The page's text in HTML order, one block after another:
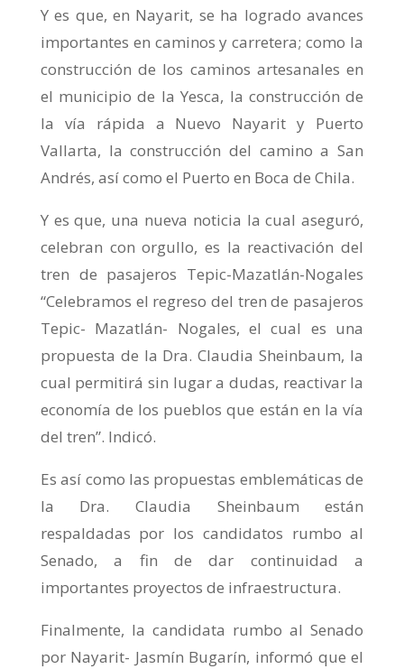
Y es que, en Nayarit, se ha logrado avances
importantes en caminos y carretera; como la
construcción de los caminos artesanales en
el municipio de la Yesca, la construcción de
la vía rápida a Nuevo Nayarit y Puerto
Vallarta, la construcción del camino a San
Andrés, así como el Puerto en Boca de Chila.
Y es que, una nueva noticia la cual aseguró,
celebran con orgullo, es la reactivación del
tren de pasajeros Tepic-Mazatlán-Nogales
“Celebramos el regreso del tren de pasajeros
Tepic- Mazatlán- Nogales, el cual es una
propuesta de la Dra. Claudia Sheinbaum, la
cual permitirá sin lugar a dudas, reactivar la
economía de los pueblos que están en la vía
del tren”. Indicó.
Es así como las propuestas emblemáticas de
la Dra. Claudia Sheinbaum están
respaldadas por los candidatos rumbo al
Senado, a fin de dar continuidad a
importantes proyectos de infraestructura.
Finalmente, la candidata rumbo al Senado
por Nayarit- Jasmín Bugarín, informó que el